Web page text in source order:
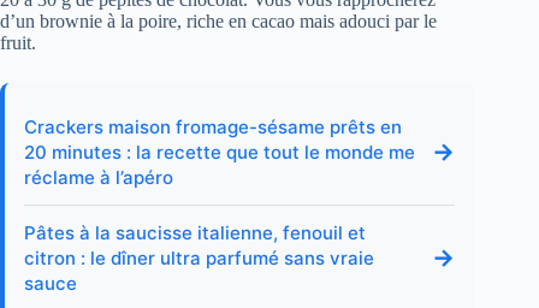
d’un brownie à la poire, riche en cacao mais adouci par le
fruit.
Crackers maison fromage-sésame prêts en
20 minutes : la recette que tout le monde me
réclame à l’apéro
→
Pâtes à la saucisse italienne, fenouil et
citron : le dîner ultra parfumé sans vraie
sauce
→